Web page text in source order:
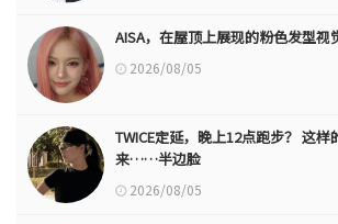
AISA，在屋顶上展现的粉色发型
2026/08/05
TWICE定延，晚上12点跑步？ 这
来……半边脸
2026/08/05